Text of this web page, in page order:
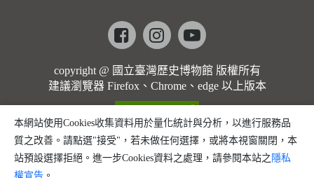
Facebookinstagramyoutube
copyright @ 國立臺灣歷史博物館 版權所有
建議瀏覽器 Firefox、Chrome、edge 以上版本
本網站使用Cookies收集資料用於量化統計與分析，以進行服務品
質之改善。請點選"接受"，若未做任何選擇，或將本視窗關閉，本
站預設選擇拒絕。進一步Cookies資料之處理，請參閱本站之 隱私
權宣告 。